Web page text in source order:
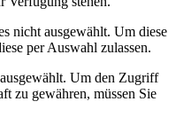
nicht ausgewählt. Um diese
per Auswahl zulassen.
Um den Zugriff
zu gewähren, müssen Sie